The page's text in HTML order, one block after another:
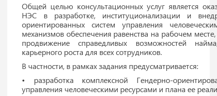
Общей целью консультационных услуг является
НЭС в разработке, институционализации и
ориентированных систем управления
механизмов обеспечения равенства на рабочем
продвижение справедливых возможностей
карьерного роста для всех сотрудников.
В частности, в рамках задания предусматривается:
• разработка комплексной Гендерно-
управления человеческими ресурсами и плана ее